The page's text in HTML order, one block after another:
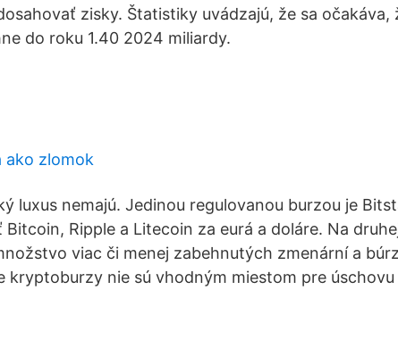
zisky. Štatistiky uvádzajú, že sa očakáva,
do roku 1.40 2024 miliardy.
ako zlomok
luxus nemajú. Jedinou regulovanou burzou je
Ripple a Litecoin za eurá a doláre. Na
viac či menej zabehnutých zmenární a
kryptoburzy nie sú vhodným miestom pre úschovu